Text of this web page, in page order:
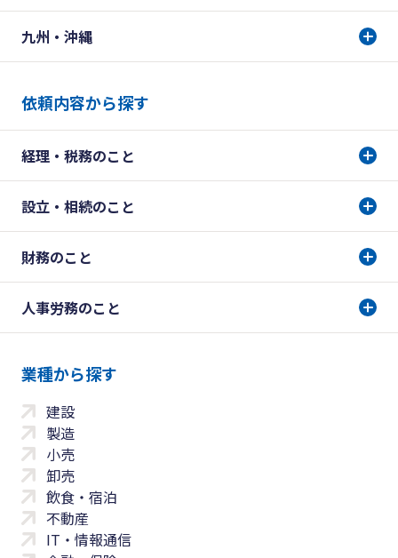
九州・沖縄
依頼内容から探す
経理・税務のこと
設立・相続のこと
財務のこと
人事労務のこと
業種から探す
建設
製造
小売
卸売
飲食・宿泊
不動産
IT・情報通信